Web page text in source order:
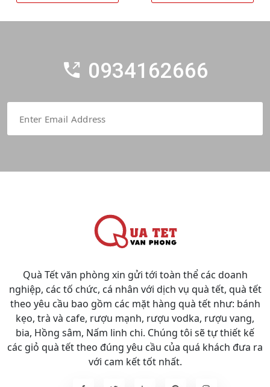
0934162666
Quà Tết văn phòng xin gửi tới toàn thể các doanh
nghiệp, các tố chức, cá nhân với dịch vụ quà tết, quà tết
theo yêu cầu bao gồm các mặt hàng quà tết như: bánh
kẹo, trà và cafe, rượu mạnh, rượu vodka, rượu vang,
bia, Hồng sâm, Nấm linh chi. Chúng tôi sẽ tự thiết kế
các giỏ quà tết theo đúng yêu cầu của quá khách đưa ra
với cam kết tốt nhất.